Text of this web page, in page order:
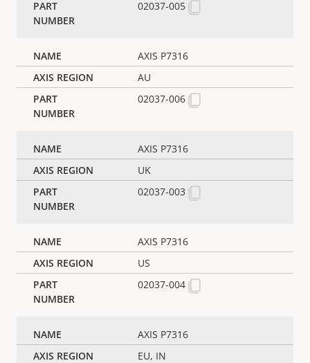
02037-005
AXIS P7316
AU
02037-006
AXIS P7316
UK
02037-003
AXIS P7316
US
02037-004
AXIS P7316
EU, IN